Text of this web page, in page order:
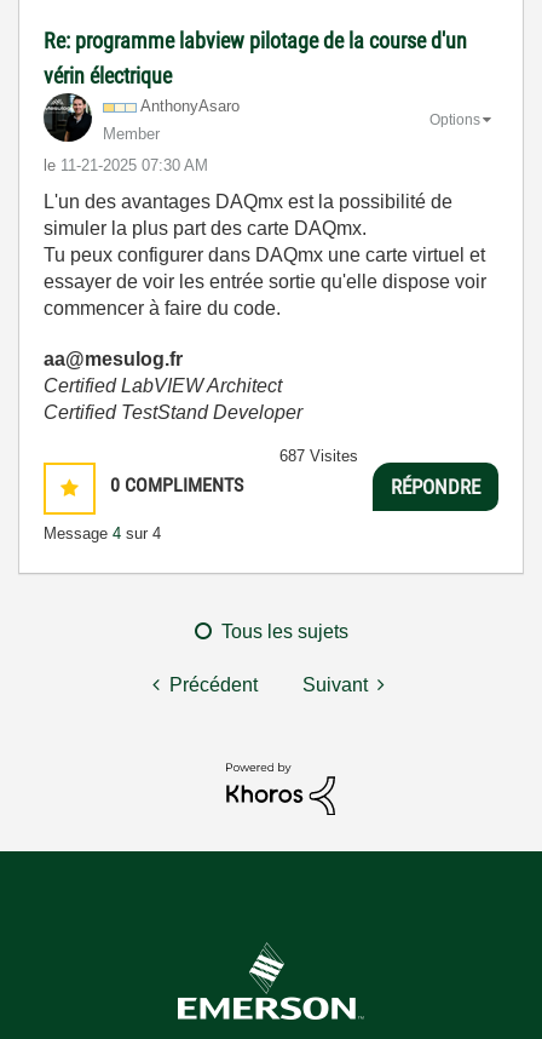
Re: programme labview pilotage de la course d'un
vérin électrique
AnthonyAsaro
Member
le ‎11-21-2025 07:30 AM
Options
L'un des avantages DAQmx est la possibilité de
simuler la plus part des carte DAQmx.
Tu peux configurer dans DAQmx une carte virtuel et
essayer de voir les entrée sortie qu'elle dispose voir
commencer à faire du code.
aa@mesulog.fr
Certified LabVIEW Architect
Certified TestStand Developer
0 COMPLIMENTS
Message 4 sur 4
687 Visites
RÉPONDRE
Tous les sujets
Précédent Suivant